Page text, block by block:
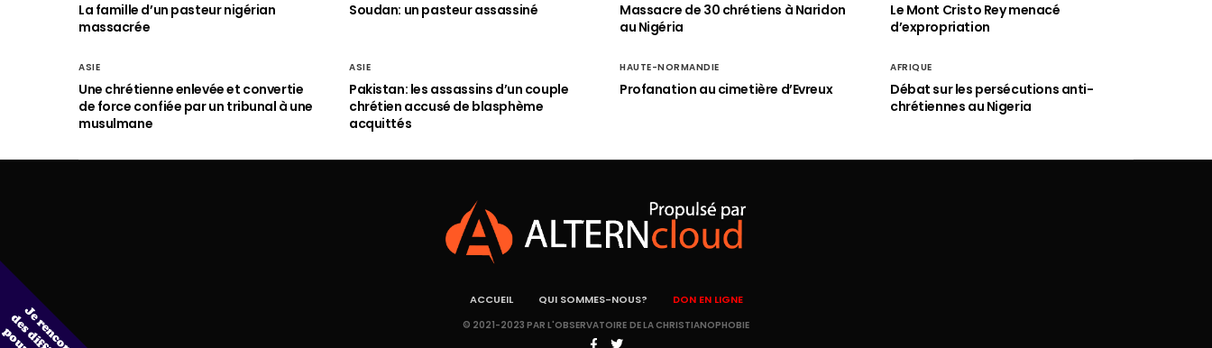
La famille d’un pasteur nigérian
massacrée
Soudan: un pasteur assassiné
Massacre de 30 chrétiens à Naridon
au Nigéria
Le Mont Cristo Rey menacé
d’expropriation
ASIE
Une chrétienne enlevée et convertie
de force confiée par un tribunal à une
musulmane
ASIE
Pakistan: les assassins d’un couple
chrétien accusé de blasphème
acquittés
HAUTE-NORMANDIE
Profanation au cimetière d’Evreux
AFRIQUE
Débat sur les persécutions anti-
chrétiennes au Nigeria
ACCUEIL QUI SOMMES-NOUS? DON EN LIGNE
© 2021-2023 PAR L'OBSERVATOIRE DE LA CHRISTIANOPHOBIE